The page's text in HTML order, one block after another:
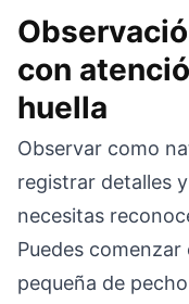
con
huella
Observar como
registrar detalles
necesitas
Puedes
pequeña de